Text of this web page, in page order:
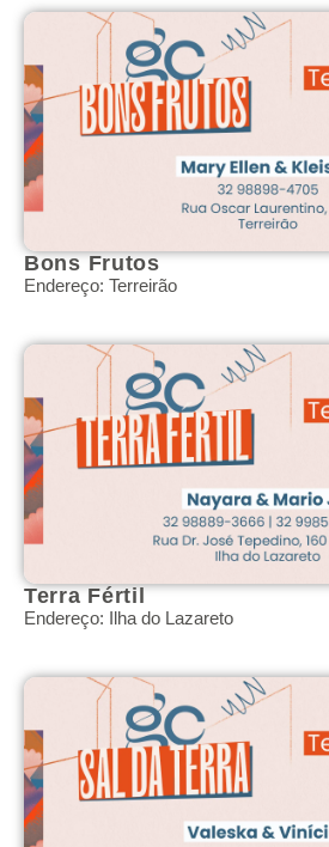
Bons Frutos
Endereço: Terreirão
Terra Fértil
Endereço: Ilha do Lazareto